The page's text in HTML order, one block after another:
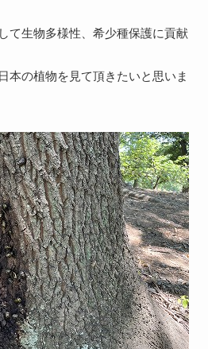
て生物多様性、希少種保護に貢献
本の植物を見て頂きたいと思いま